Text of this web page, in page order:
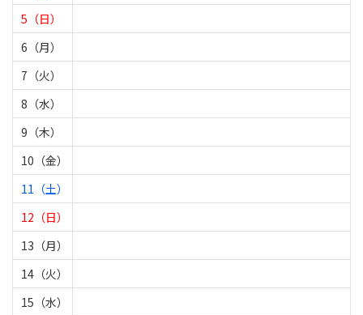
5（日）
6（月）
7（火）
8（水）
9（木）
10（金）
11（土）
12（日）
13（月）
14（火）
15（水）